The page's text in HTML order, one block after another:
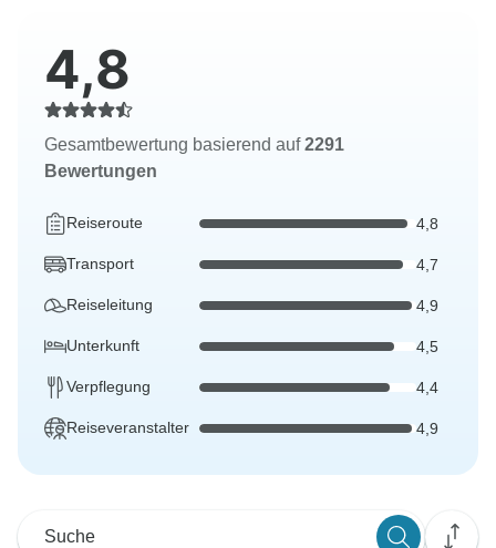
4,8
Gesamtbewertung basierend auf2291
Bewertungen
Reiseroute 4,8
Transport 4,7
Reiseleitung 4,9
Unterkunft 4,5
Verpflegung 4,4
Reiseveranstalter 4,9